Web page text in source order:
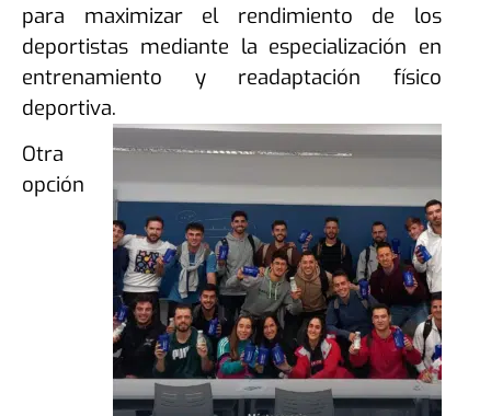
para maximizar el rendimiento de los
deportistas mediante la especialización en
entrenamiento y readaptación físico
deportiva.
Otra
opción